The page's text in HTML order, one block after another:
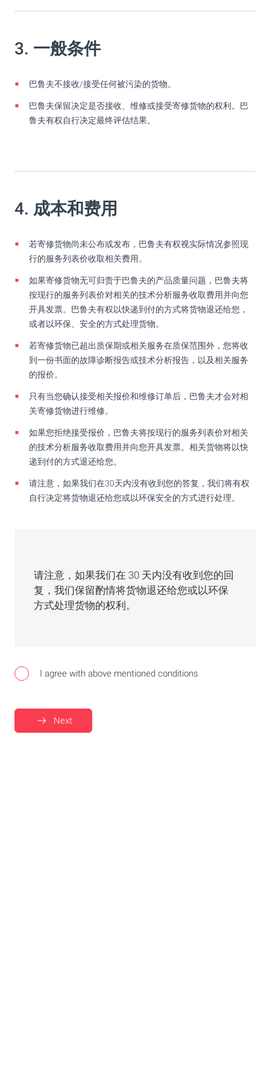
3. 一般条件
巴鲁夫不接收/接受任何被污染的货物。
巴鲁夫保留决定是否接收、维修或接受寄修货物的权利。巴
鲁夫有权自行决定最终评估结果。
4. 成本和费用
若寄修货物尚未公布或发布，巴鲁夫有权视实际情况参照现
行的服务列表价收取相关费用。
如果寄修货物无可归责于巴鲁夫的产品质量问题，巴鲁夫将
按现行的服务列表价对相关的技术分析服务收取费用并向您
开具发票。巴鲁夫有权以快递到付的方式将货物退还给您，
或者以环保、安全的方式处理货物。
若寄修货物已超出质保期或相关服务在质保范围外，您将收
到一份书面的故障诊断报告或技术分析报告，以及相关服务
的报价。
只有当您确认接受相关报价和维修订单后，巴鲁夫才会对相
关寄修货物进行维修。
如果您拒绝接受报价，巴鲁夫将按现行的服务列表价对相关
的技术分析服务收取费用并向您开具发票。相关货物将以快
递到付的方式退还给您。
请注意，如果我们在30天内没有收到您的答复，我们将有权
自行决定将货物退还给您或以环保安全的方式进行处理。
请注意，如果我们在 30 天内没有收到您的回
复，我们保留酌情将货物退还给您或以环保
方式处理货物的权利。
I agree with above mentioned conditions
Next